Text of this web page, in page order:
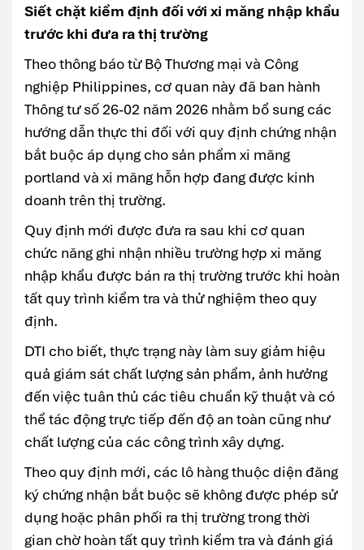
Siết chặt kiểm định đối với xi măng nhập khẩu
trước khi đưa ra thị trường
Theo thông báo từ Bộ Thương mại và Công
nghiệp Philippines, cơ quan này đã ban hành
Thông tư số 26-02 năm 2026 nhằm bổ sung các
hướng dẫn thực thi đối với quy định chứng nhận
bắt buộc áp dụng cho sản phẩm xi măng
portland và xi măng hỗn hợp đang được kinh
doanh trên thị trường.
Quy định mới được đưa ra sau khi cơ quan
chức năng ghi nhận nhiều trường hợp xi măng
nhập khẩu được bán ra thị trường trước khi hoàn
tất quy trình kiểm tra và thử nghiệm theo quy
định.
DTI cho biết, thực trạng này làm suy giảm hiệu
quả giám sát chất lượng sản phẩm, ảnh hưởng
đến việc tuân thủ các tiêu chuẩn kỹ thuật và có
thể tác động trực tiếp đến độ an toàn cũng như
chất lượng của các công trình xây dựng.
Theo quy định mới, các lô hàng thuộc diện đăng
ký chứng nhận bắt buộc sẽ không được phép sử
dụng hoặc phân phối ra thị trường trong thời
gian chờ hoàn tất quy trình kiểm tra và đánh giá